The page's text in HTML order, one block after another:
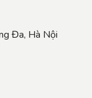
Đa, Hà Nội